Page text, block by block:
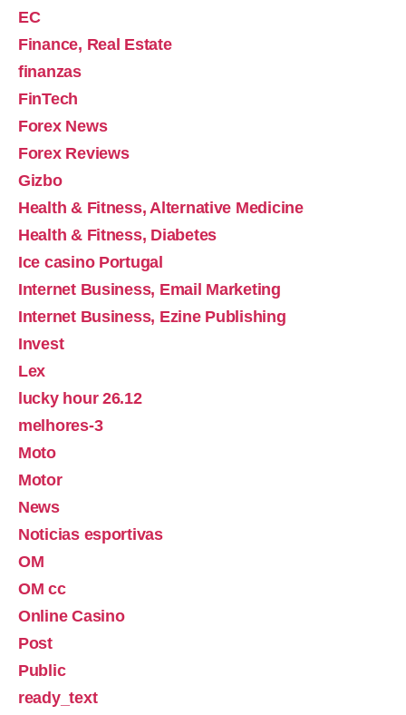
EC
Finance, Real Estate
finanzas
FinTech
Forex News
Forex Reviews
Gizbo
Health & Fitness, Alternative Medicine
Health & Fitness, Diabetes
Ice casino Portugal
Internet Business, Email Marketing
Internet Business, Ezine Publishing
Invest
Lex
lucky hour 26.12
melhores-3
Moto
Motor
News
Noticias esportivas
OM
OM cc
Online Casino
Post
Public
ready_text